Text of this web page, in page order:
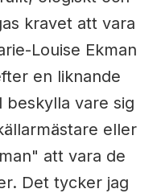
kravet att vara
Louise Ekman
en liknande
beskylla vare sig
eller
att vara de
Det tycker jag